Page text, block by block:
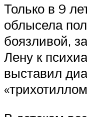
Только в 9
облысела
боязливой,
Лену к
выставил